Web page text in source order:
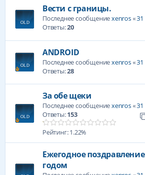
Вести с границы.
Последнее сообщениеxenros«31
Ответы:20
ANDROID
Последнее сообщениеxenros«31
Ответы:28
За обе щеки
Последнее сообщениеxenros«31
Ответы:153
Рейтинг: 1.22%
Ежегодное
годом